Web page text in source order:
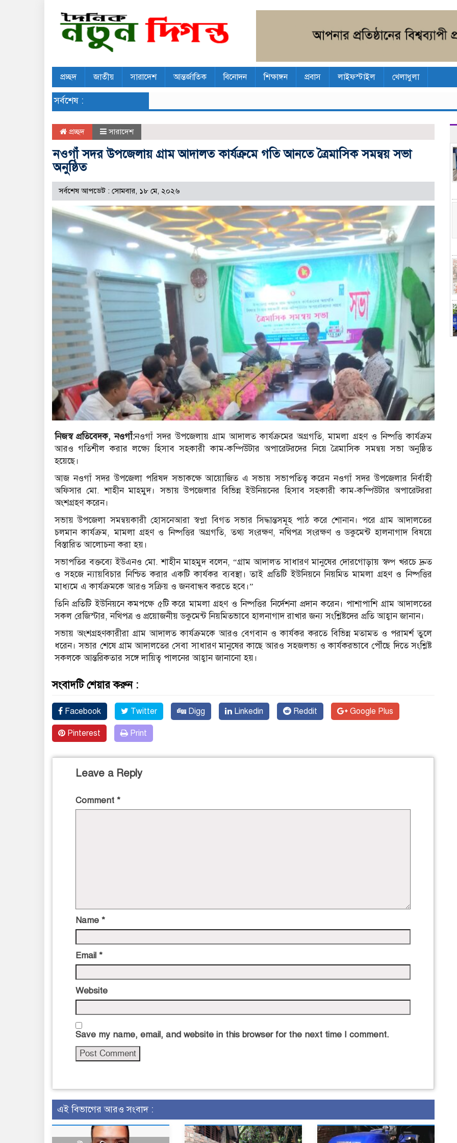
প্রচ্ছদ জাতীয় সারাদেশ আন্তর্জাতিক বিনোদন শিক্ষাঙ্গন প্রবাস লাইফস্টাইল খেলাধুলা
সর্বশেষ :
প্রচ্ছদ সারাদেশ
নওগাঁ সদর উপজেলায় গ্রাম আদালত কার্যক্রমে গতি আনতে ত্রৈমাসিক সমন্বয় সভা
অনুষ্ঠিত
সর্বশেষ আপডেট : সোমবার, ১৮ মে, ২০২৬
নিজস্ব প্রতিবেদক, নওগাঁ:নওগাঁ সদর উপজেলায় গ্রাম আদালত কার্যক্রমের অগ্রগতি, মামলা গ্রহণ ও নিষ্পত্তি কার্যক্রম
আরও গতিশীল করার লক্ষ্যে হিসাব সহকারী কাম-কম্পিউটার অপারেটরদের নিয়ে ত্রৈমাসিক সমন্বয় সভা অনুষ্ঠিত
হয়েছে।
আজ নওগাঁ সদর উপজেলা পরিষদ সভাকক্ষে আয়োজিত এ সভায় সভাপতিত্ব করেন নওগাঁ সদর উপজেলার নির্বাহী
অফিসার মো. শাহীন মাহমুদ। সভায় উপজেলার বিভিন্ন ইউনিয়নের হিসাব সহকারী কাম-কম্পিউটার অপারেটররা
অংশগ্রহণ করেন।
সভায় উপজেলা সমন্বয়কারী হোসনেআরা স্বপ্না বিগত সভার সিদ্ধান্তসমূহ পাঠ করে শোনান। পরে গ্রাম আদালতের
চলমান কার্যক্রম, মামলা গ্রহণ ও নিষ্পত্তির অগ্রগতি, তথ্য সংরক্ষণ, নথিপত্র সংরক্ষণ ও ডকুমেন্ট হালনাগাদ বিষয়ে
বিস্তারিত আলোচনা করা হয়।
সভাপতির বক্তব্যে ইউএনও মো. শাহীন মাহমুদ বলেন, “গ্রাম আদালত সাধারণ মানুষের দোরগোড়ায় স্বল্প খরচে দ্রুত
ও সহজে ন্যায়বিচার নিশ্চিত করার একটি কার্যকর ব্যবস্থা। তাই প্রতিটি ইউনিয়নে নিয়মিত মামলা গ্রহণ ও নিষ্পত্তির
মাধ্যমে এ কার্যক্রমকে আরও সক্রিয় ও জনবান্ধব করতে হবে।”
তিনি প্রতিটি ইউনিয়নে কমপক্ষে ৫টি করে মামলা গ্রহণ ও নিষ্পত্তির নির্দেশনা প্রদান করেন। পাশাপাশি গ্রাম আদালতের
সকল রেজিস্টার, নথিপত্র ও প্রয়োজনীয় ডকুমেন্ট নিয়মিতভাবে হালনাগাদ রাখার জন্য সংশ্লিষ্টদের প্রতি আহ্বান জানান।
সভায় অংশগ্রহণকারীরা গ্রাম আদালত কার্যক্রমকে আরও বেগবান ও কার্যকর করতে বিভিন্ন মতামত ও পরামর্শ তুলে
ধরেন। সভার শেষে গ্রাম আদালতের সেবা সাধারণ মানুষের কাছে আরও সহজলভ্য ও কার্যকরভাবে পৌঁছে দিতে সংশ্লিষ্ট
সকলকে আন্তরিকতার সঙ্গে দায়িত্ব পালনের আহ্বান জানানো হয়।
সংবাদটি শেয়ার করুন :
Facebook Twitter Digg Linkedin Reddit Google Plus
Pinterest Print
Leave a Reply
Comment *
Name *
Email *
Website
Save my name, email, and website in this browser for the next time I comment.
এই বিভাগের আরও সংবাদ :